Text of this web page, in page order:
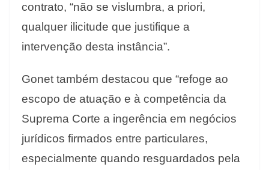
contrato, “não se vislumbra, a priori,
qualquer ilicitude que justifique a
intervenção desta instância”.
Gonet também destacou que “refoge ao
escopo de atuação e à competência da
Suprema Corte a ingerência em negócios
jurídicos firmados entre particulares,
especialmente quando resguardados pela